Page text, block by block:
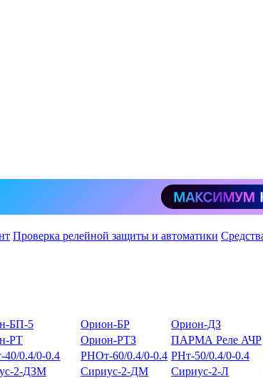
Проверка релейной защиты и автоматики
БП-5 Орион-БР Орион-ДЗ
РТ Орион-РТЗ ПАРМА Реле АЧР
0.4/0-0.4 РНОт-60/0.4/0-0.4 РНт-50/0.4/0-0.4
2-ДЗМ Сириус-2-ДМ Сириус-2-Л